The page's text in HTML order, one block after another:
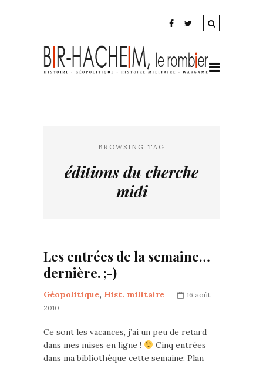
BROWSING TAG
éditions du cherche
midi
Les entrées de la semaine…
dernière. ;-)
Géopolitique, Hist. militaire
16 août
2010
Ce sont les vacances, j’ai un peu de retard
dans mes mises en ligne !
Cinq entrées
dans ma bibliothèque cette semaine: Plan